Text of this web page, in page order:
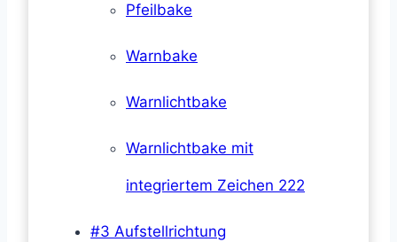
Pfeilbake
Warnbake
Warnlichtbake
Warnlichtbake mit
integriertem Zeichen 222
#3 Aufstellrichtung